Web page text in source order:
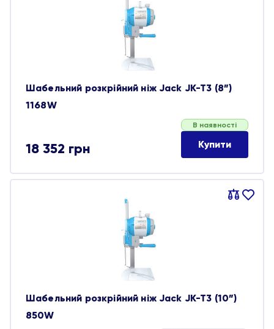
Шабельний розкрійний ніж Jack JK-T3 (8”)
1168W
18 352 грн
В наявності
Купити
Порівняти
В
Шабельний розкрійний ніж Jack JK-T3 (10”)
850W